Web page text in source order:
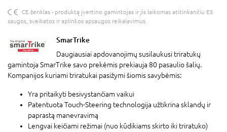
CE ženklas - produktą įvertino gamintojas ir jis laikomas atitinkančiu ES
saugos, sveikatos ir aplinkos apsaugos reikalavimus.
SmarTrike
Daugiausiai apdovanojimų susilaukusi triratukų
gamintoja SmarTrike savo prekėmis prekiauja 80 pasaulio šalių.
Kompanijos kuriami triratukai pasižymi šiomis savybėmis:
Yra pritaikyti besivystančiam vaikui
Patentuota Touch-Steering technologija užtikrina sklandų ir
paprastą manevravimą
Lengvai keičiami režimai (nuo kūdikiams skirto iki triratuko)